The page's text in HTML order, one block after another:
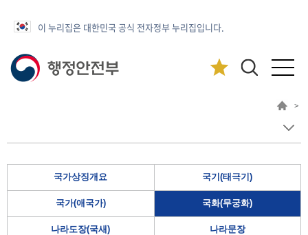
이 누리집은 대한민국 공식 전자정부 누리집입니다.
>
국가상징개요 국기(태극기)
국가(애국가) 국화(무궁화)
나라도장(국새) 나라문장